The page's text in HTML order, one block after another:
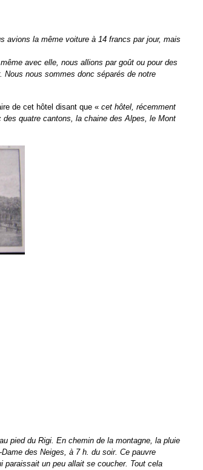
avions la même voiture à 14 francs par jour, mais
avec elle, nous allions par goût ou pour des
Nous nous sommes donc séparés de notre
de cet hôtel disant que « cet hôtel, récemment
quatre cantons, la chaine des Alpes, le Mont
pied du Rigi. En chemin de la montagne, la pluie
des Neiges, à 7 h. du soir. Ce pauvre
paraissait un peu allait se coucher. Tout cela